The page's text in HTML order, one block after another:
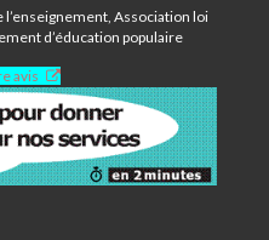
l’enseignement, Association loi
d’éducation populaire
avis